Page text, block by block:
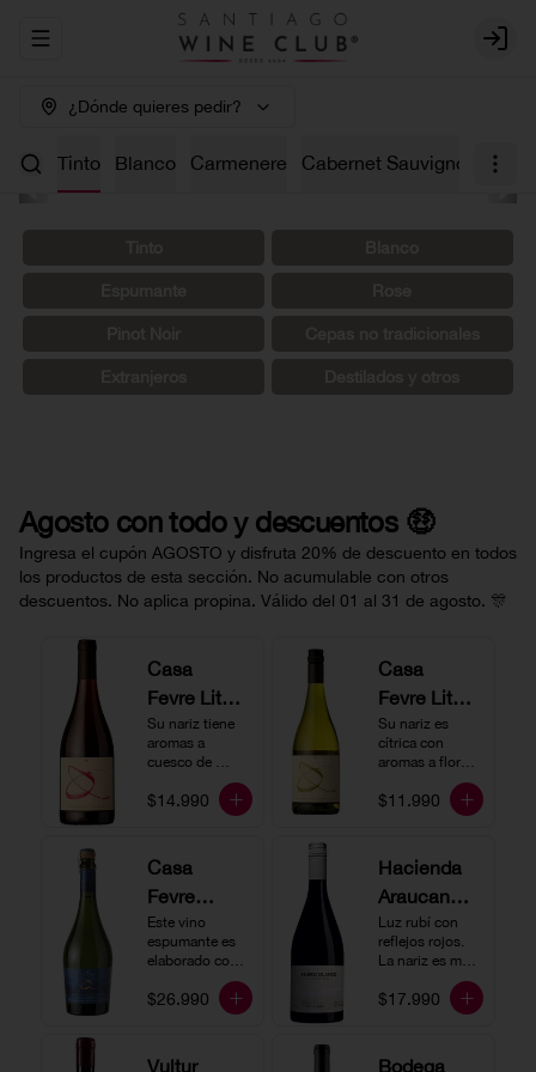
Abrir menu de navegación Login
¿Dónde quieres pedir?
🤑 Tinto Blanco Carmenere Cabernet Sauvignon
Agosto con todo y descuentos 🤑
Ingresa el cupón AGOSTO y disfruta 20% de descuento en todos
los productos de esta sección. No acumulable con otros
descuentos. No aplica propina. Válido del 01 al 31 de agosto. 🎊
Casa
Fevre Little
Quino
Pinot Noir
Su nariz tiene
aromas a
cuesco de
frambuesa. En
boca tiene una
es un vino muy
vertical. Ideal
para beberlo
más frío como
acompañado de
$14.990
Casa
Fevre Little
Quino
Sauvignon
Su nariz es
cítrica con
aromas a flores
blancas y lima.
En boca tiene
vertical y de
persistencia
media. Ideal
para acompañar
con ostras.
$11.990
Casa
Fevre
Quino
Espumant
Este vino
espumante es
elaborado con
tradicional y se
produce a partir
Chardonnay y
$26.990
Hacienda
Araucano-
Lurton
Humo
Gran
Luz rubí con
reflejos rojos.
La nariz es muy
expresiva con
notas de fresa y
rico y redondo
$17.990
Vultur
Bodega